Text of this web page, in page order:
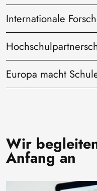
Internationale
Europa macht
Wir
Anfang an